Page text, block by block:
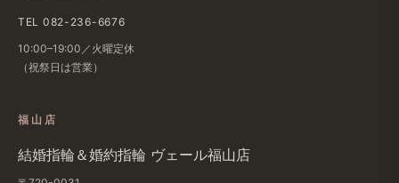
TEL 082-236-6676
10:00–19:00／火曜定休
（祝祭日は​営業）
福山店
結婚​指輪＆婚約指輪 ヴェール福山店